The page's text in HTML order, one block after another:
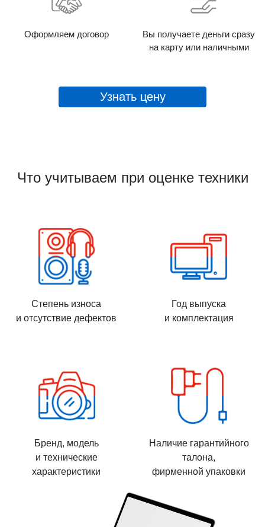
Оформляем договор
Вы получаете деньги сразу
на карту или наличными
Узнать цену
Что учитываем при оценке техники
Степень износа
и отсутствие дефектов
Год выпуска
и комплектация
Бренд, модель
и технические
характеристики
Наличие гарантийного
талона,
фирменной упаковки